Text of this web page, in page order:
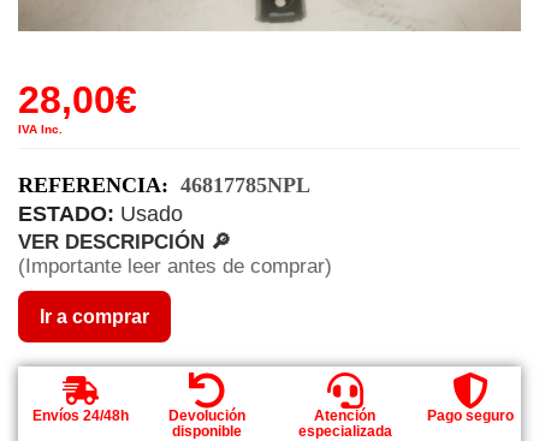
28,00€
IVA Inc.
REFERENCIA: 46817785NPL
ESTADO: Usado
VER DESCRIPCIÓN 🔎
(Importante leer antes de comprar)
Ir a comprar
Envíos 24/48h
Devolución
disponible
Atención
especializada
Pago seguro